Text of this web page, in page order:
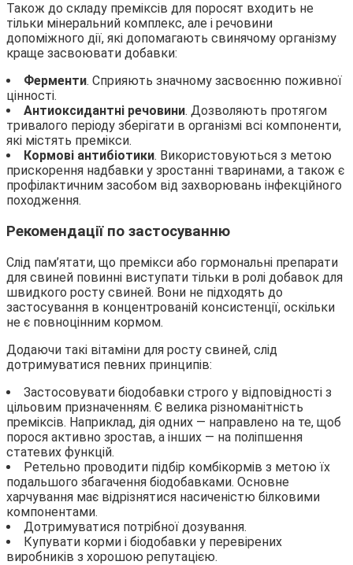
Також до складу преміксів для поросят входить не
тільки мінеральний комплекс, але і речовини
допоміжного дії, які допомагають свинячому організму
краще засвоювати добавки:
Ферменти. Сприяють значному засвоєнню поживної
цінності.
Антиоксидантні речовини. Дозволяють протягом
тривалого періоду зберігати в організмі всі компоненти,
які містять премікси.
Кормові антибіотики. Використовуються з метою
прискорення надбавки у зростанні тваринами, а також є
профілактичним засобом від захворювань інфекційного
походження.
Рекомендації по застосуванню
Слід пам’ятати, що премікси або гормональні препарати
для свиней повинні виступати тільки в ролі добавок для
швидкого росту свиней. Вони не підходять до
застосування в концентрованій консистенції, оскільки
не є повноцінним кормом.
Додаючи такі вітаміни для росту свиней, слід
дотримуватися певних принципів:
Застосовувати біодобавки строго у відповідності з
цільовим призначенням. Є велика різноманітність
преміксів. Наприклад, дія одних — направлено на те, щоб
порося активно зростав, а інших — на поліпшення
статевих функцій.
Ретельно проводити підбір комбікормів з метою їх
подальшого збагачення біодобавками. Основне
харчування має відрізнятися насиченістю білковими
компонентами.
Дотримуватися потрібної дозування.
Купувати корми і біодобавки у перевірених
виробників з хорошою репутацією.